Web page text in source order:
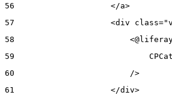
56
                    </a>
57
<div
58
59
60
                        />
61
                    </div>